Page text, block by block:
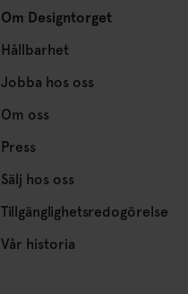
Om Designtorget
Hållbarhet
Jobba hos oss
Om oss
Press
Sälj hos oss
Tillgänglighetsredogörelse
Vår historia